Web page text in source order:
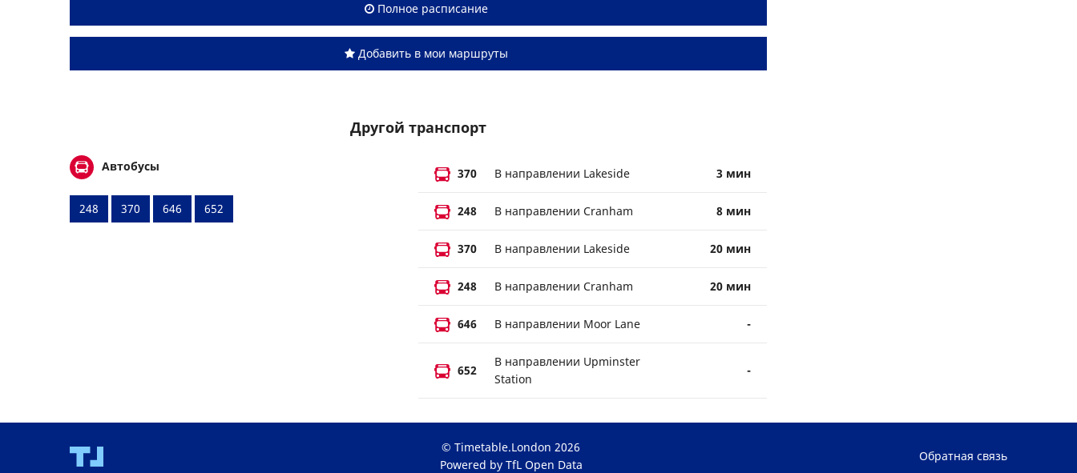
Полное расписание
Добавить в мои маршруты
Другой транспорт
Автобусы
248 370 646 652
370 В направлении Lakeside 3 мин
248 В направлении Cranham 8 мин
370 В направлении Lakeside 20 мин
248 В направлении Cranham 20 мин
646 В направлении Moor Lane -
652
В направлении Upminster
Station
-
© Timetable.London 2026
Powered by TfL Open Data
Обратная связь